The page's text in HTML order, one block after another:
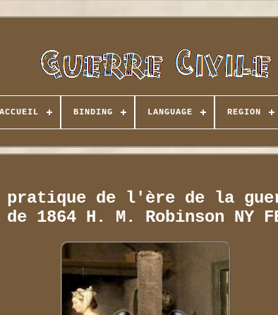
BINDING LANGUAGE REGION
pratique de l'ère de la
de 1864 H. M. Robinson NY